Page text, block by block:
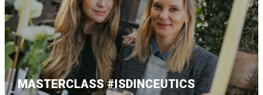
MASTERCLASS #ISDINCEUTICS